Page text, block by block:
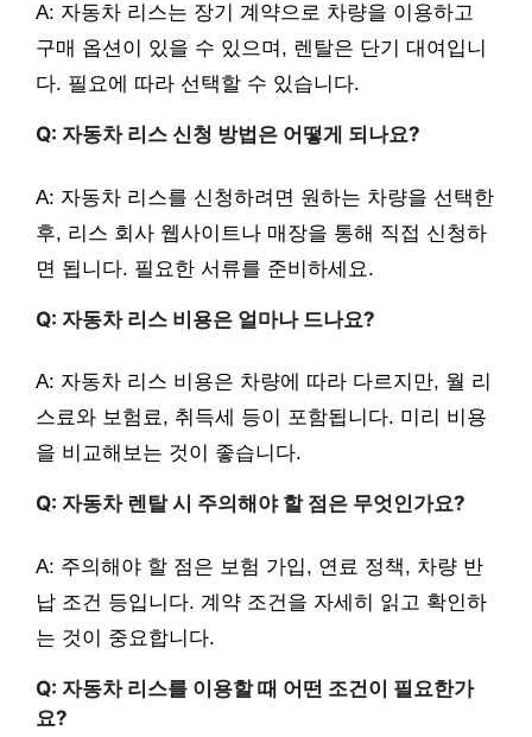
A: 자동차 리스는 장기 계약으로 차량을 이용하고
구매 옵션이 있을 수 있으며, 렌탈은 단기 대여입니
다. 필요에 따라 선택할 수 있습니다.
Q: 자동차 리스 신청 방법은 어떻게 되나요?
A: 자동차 리스를 신청하려면 원하는 차량을 선택한
후, 리스 회사 웹사이트나 매장을 통해 직접 신청하
면 됩니다. 필요한 서류를 준비하세요.
Q: 자동차 리스 비용은 얼마나 드나요?
A: 자동차 리스 비용은 차량에 따라 다르지만, 월 리
스료와 보험료, 취득세 등이 포함됩니다. 미리 비용
을 비교해보는 것이 좋습니다.
Q: 자동차 렌탈 시 주의해야 할 점은 무엇인가요?
A: 주의해야 할 점은 보험 가입, 연료 정책, 차량 반
납 조건 등입니다. 계약 조건을 자세히 읽고 확인하
는 것이 중요합니다.
Q: 자동차 리스를 이용할 때 어떤 조건이 필요한가
요?